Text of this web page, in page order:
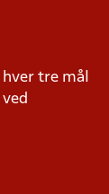
tre mål